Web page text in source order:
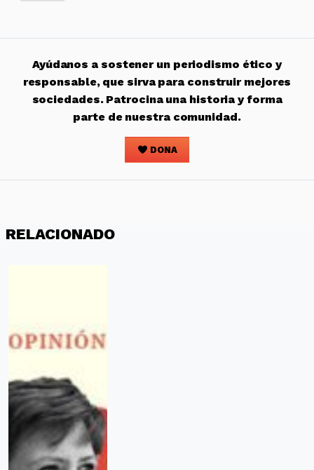
Ayúdanos a sostener un periodismo ético y
responsable, que sirva para construir mejores
sociedades. Patrocina una historia y forma
parte de nuestra comunidad.
DONA
RELACIONADO